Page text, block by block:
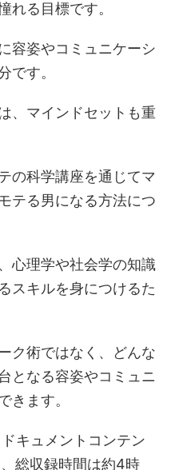
れる目標です。
容姿やコミュニケーシ
です。
、マインドセットも重
の科学講座を通じてマ
テる男になる方法につ
心理学や社会学の知識
スキルを身につけるた
ク術ではなく、どんな
となる容姿やコミュニ
きます。
キュメントコンテン
総収録時間は約4時